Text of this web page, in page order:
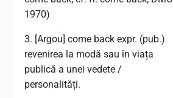
1970)
3. [Argou] come back expr. (pub.)
revenirea la modă sau în viața
publică a unei vedete /
personalități.